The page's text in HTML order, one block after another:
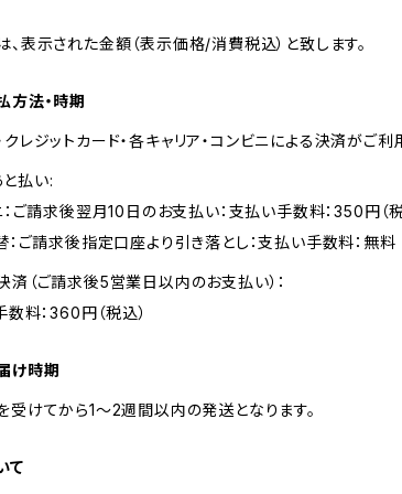
、表示された金額（表示価格/消費税込）と致します。
方法・時期
クレジットカード・各キャリア・コンビニによる決済が
払い:
：ご請求後翌月10日のお支払い：支払い手数料：350円（税
：ご請求後指定口座より引き落とし：支払い手数料：無料
済（ご請求後5営業日以内のお支払い）：
数料：360円（税込）
け時期
受けてから1～2週間以内の発送となります。
て